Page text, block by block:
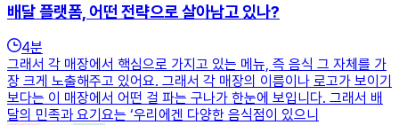
배달 플랫폼, 어떤 전략으로 살아남고 있나?
4분
그래서 각 매장에서 핵심으로 가지고 있는 메뉴, 즉 음식 그 자체를 가
장 크게 노출해주고 있어요. 그래서 각 매장의 이름이나 로고가 보이기
보다는 이 매장에서 어떤 걸 파는 구나가 한눈에 보입니다. 그래서 배
달의 민족과 요기요는 ‘우리에겐 다양한 음식점이 있으니